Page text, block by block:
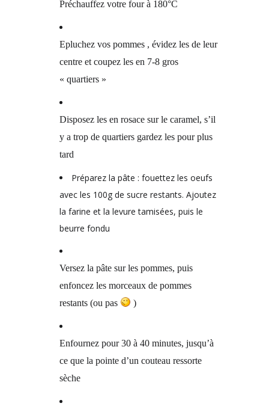
Préchauffez votre four à 180°C
Epluchez vos pommes , évidez les de leur
centre et coupez les en 7-8 gros
« quartiers »
Disposez les en rosace sur le caramel, s’il
y a trop de quartiers gardez les pour plus
tard
Préparez la pâte : fouettez les oeufs
avec les 100g de sucre restants. Ajoutez
la farine et la levure tamisées, puis le
beurre fondu
Versez la pâte sur les pommes, puis
enfoncez les morceaux de pommes
restants (ou pas
)
Enfournez pour 30 à 40 minutes, jusqu’à
ce que la pointe d’un couteau ressorte
sèche